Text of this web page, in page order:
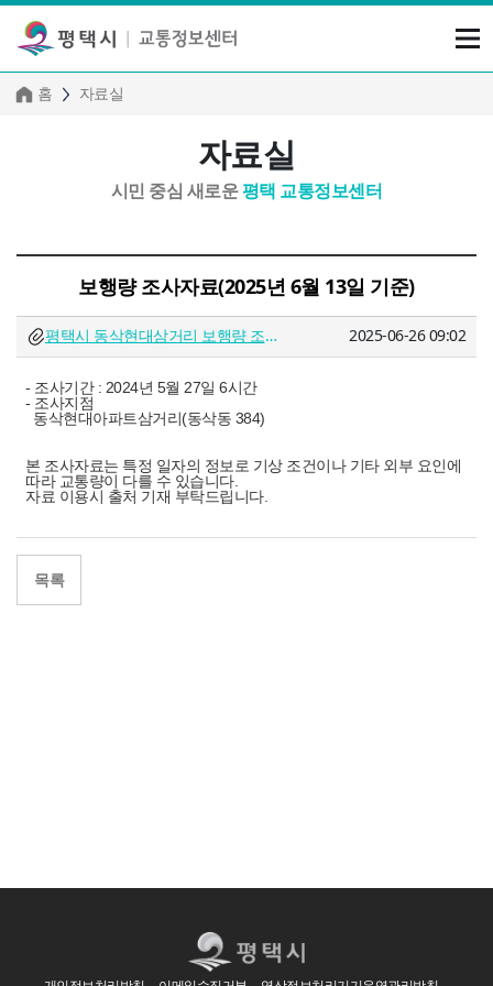
홈 자료실
자료실
시민 중심 새로운평택 교통정보센터
보행량 조사자료(2025년 6월 13일 기준)
평택시 동삭현대삼거리 보행량 조사 코딩완료.xlsx 2025-06-26 09:02
- 조사기간 : 2024년 5월 27일 6시간
- 조사지점
동삭현대아파트삼거리(동삭동 384)
본 조사자료는 특정 일자의 정보로 기상 조건이나 기타 외부 요인에
따라 교통량이 다를 수 있습니다.
자료 이용시 출처 기재 부탁드립니다.
목록